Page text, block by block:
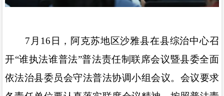
7 月 16 日，阿克苏地区沙雅县在县综治中心召
开“谁执法谁普法”普法责任制联席会议暨县委全面
依法治县委员会守法普法协调小组会议。会议要求